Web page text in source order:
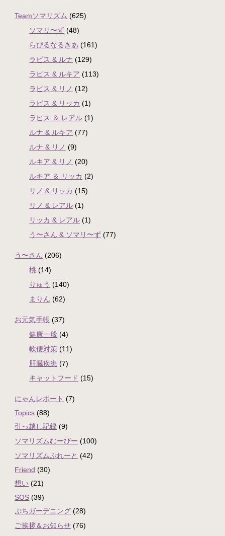
Teamソマリズム (625)
ソマリ〜ず (48)
らぴるなるきあ (161)
ラピス & ルナ (129)
ラピス & ルキア (113)
ラピス & リノ (12)
ラピス & リッカ (1)
ラピス ＆ レアル (1)
ルナ & ルキア (77)
ルナ & リノ (9)
ルキア & リノ (20)
ルキア ＆ リッカ (2)
リノ & リッカ (15)
リノ & レアル (1)
リッカ & レアル (1)
う〜さん & ソマリ〜ず (77)
う〜さん (206)
桃 (14)
りゅう (140)
まりん (62)
お元気手帳 (37)
健康一般 (4)
軟便対策 (11)
肝臓疾患 (7)
キャットフード (15)
にゃんレポート (7)
Topics (88)
引っ越し記録 (9)
ソマリズムむーびー (100)
ソマリズムぷれーと (42)
Friend (30)
想い (21)
SOS (39)
ぷちガーデニング (28)
ご挨拶＆お知らせ (76)